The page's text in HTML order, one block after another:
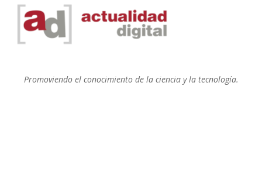
Promoviendo el conocimiento de la ciencia y la tecnología.